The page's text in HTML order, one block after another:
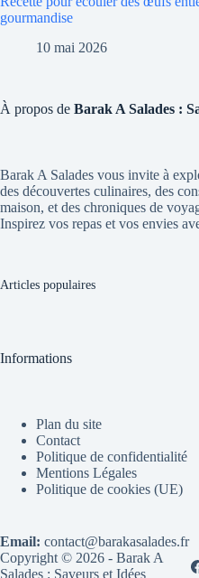
gourmandise
10 mai 2026
À propos de Barak A Salades :
Barak A Salades vous invite à
des découvertes culinaires, des
maison, et des chroniques de
Inspirez vos repas et vos envies
Articles populaires
Informations
Plan du site
Contact
Politique de confidentialité
Mentions Légales
Politique de cookies (UE)
Email: contact@barakasalades.fr
Copyright © 2026 - Barak A
Salades : Saveurs et Idées